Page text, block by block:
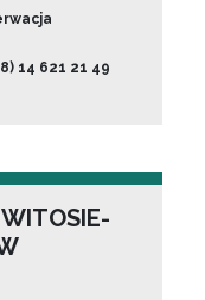
14 621 21 49